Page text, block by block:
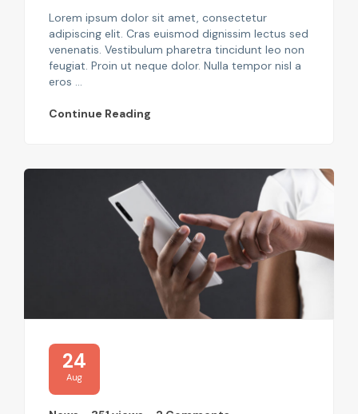
Lorem ipsum dolor sit amet, consectetur
adipiscing elit. Cras euismod dignissim lectus sed
venenatis. Vestibulum pharetra tincidunt leo non
feugiat. Proin ut neque dolor. Nulla tempor nisl a
eros ...
Continue Reading
24
Aug